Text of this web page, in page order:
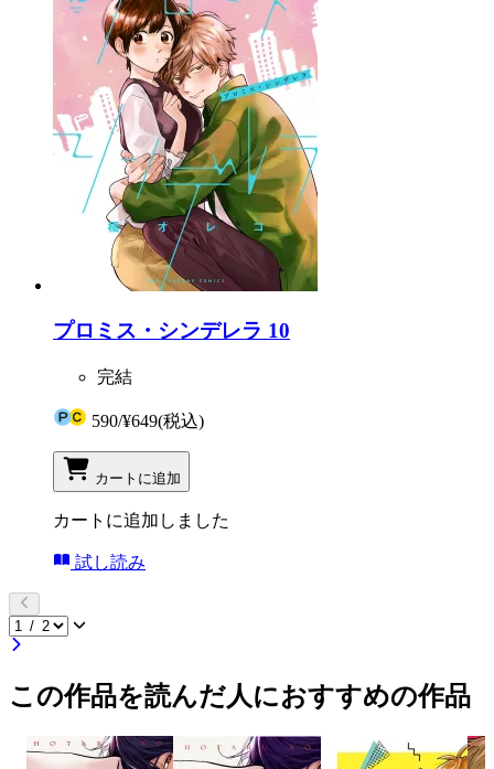
プロミス・シンデレラ 10
完結
590/¥649(税込)
カートに追加
カートに追加しました
試し読み
この作品を読んだ人におすすめの作品